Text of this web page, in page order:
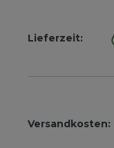
Lieferzeit:
Versandkosten: